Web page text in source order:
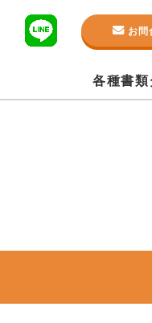
お問
各種書類